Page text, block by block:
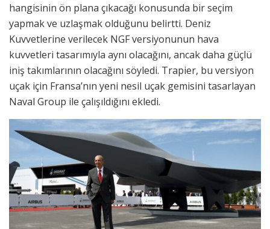
hangisinin ön plana çıkacağı konusunda bir seçim
yapmak ve uzlaşmak olduğunu belirtti. Deniz
Kuvvetlerine verilecek NGF versiyonunun hava
kuvvetleri tasarımıyla aynı olacağını, ancak daha güçlü
iniş takımlarının olacağını söyledi. Trapier, bu versiyon
uçak için Fransa’nın yeni nesil uçak gemisini tasarlayan
Naval Group ile çalışıldığını ekledi.